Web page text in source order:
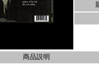
商品説明